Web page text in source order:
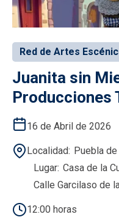
Red de Artes
Juanita sin
Producciones
16 de Abril de 2026
Localidad Puebla
Lugar Casa de la
Calle Garcilaso de
12:00 horas